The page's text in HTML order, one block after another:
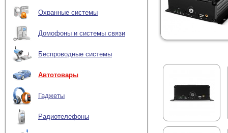
Охранные системы
Домофоны и системы связи
Беспроводные системы
Автотовары
Гаджеты
Радиотелефоны